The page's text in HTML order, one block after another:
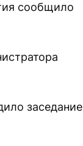
сообщило
заседание